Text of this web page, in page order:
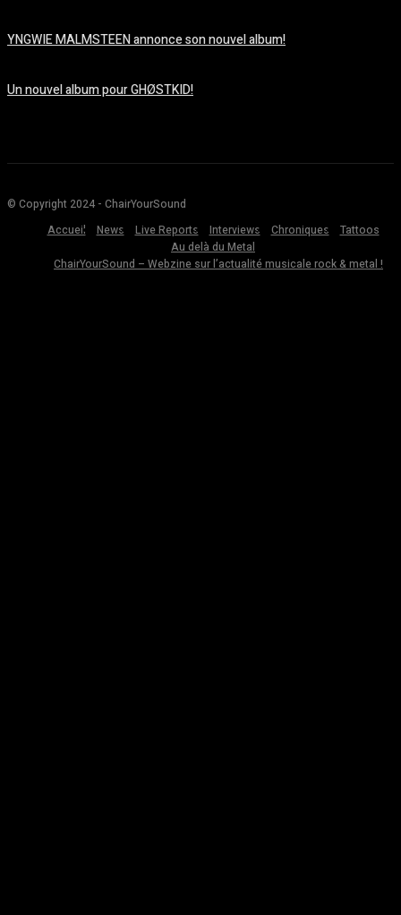
YNGWIE MALMSTEEN annonce son nouvel album!
Un nouvel album pour GHØSTKID!
© Copyright 2024 - ChairYourSound
Accueil
News Live Reports Interviews Chroniques
Tattoos
Au delà du Metal
ChairYourSound – Webzine sur l’actualité musicale rock & metal !